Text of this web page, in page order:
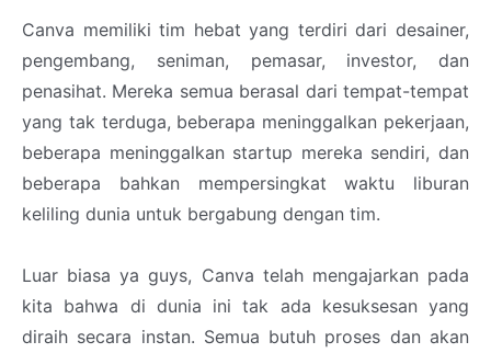
Canva memiliki tim hebat yang terdiri dari desainer,
pengembang, seniman, pemasar, investor, dan
penasihat. Mereka semua berasal dari tempat-tempat
yang tak terduga, beberapa meninggalkan pekerjaan,
beberapa meninggalkan startup mereka sendiri, dan
beberapa bahkan mempersingkat waktu liburan
keliling dunia untuk bergabung dengan tim.
Luar biasa ya guys, Canva telah mengajarkan pada
kita bahwa di dunia ini tak ada kesuksesan yang
diraih secara instan. Semua butuh proses dan akan